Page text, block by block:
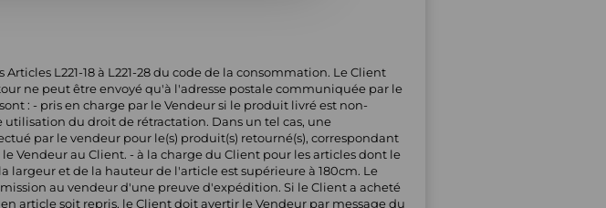
L221-18 à L221-28 du code de la consommation. Le Client
ne peut être envoyé qu'à l'adresse postale communiquée par le
: - pris en charge par le Vendeur si le produit livré est non-
du droit de rétractation. Dans un tel cas, une
par le vendeur pour le(s) produit(s) retourné(s), correspondant
Vendeur au Client. - à la charge du Client pour les articles dont le
largeur et de la hauteur de l'article est supérieure à 180cm. Le
au vendeur d'une preuve d'expédition. Si le Client a acheté
article soit repris, le Client doit avertir le Vendeur par message du